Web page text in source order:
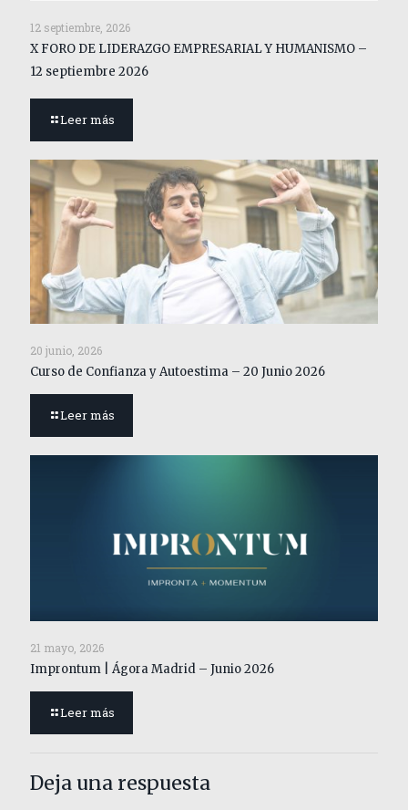
12 septiembre, 2026
X FORO DE LIDERAZGO EMPRESARIAL Y HUMANISMO –
12 septiembre 2026
Leer más
20 junio, 2026
Curso de Confianza y Autoestima – 20 Junio 2026
Leer más
21 mayo, 2026
Improntum | Ágora Madrid – Junio 2026
Leer más
Deja una respuesta